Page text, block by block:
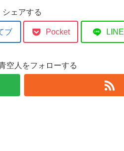
シェアする
ブ Pocket LINE
空人をフォローする